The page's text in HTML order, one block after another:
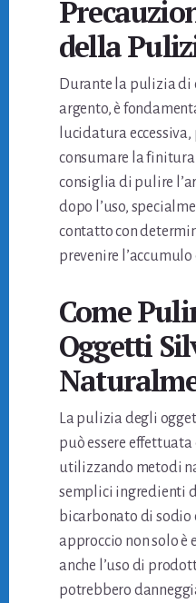
della
Durante la pulizia di
argento, è
lucidatura
consumare la finitura
consiglia di pulire
dopo l’uso,
contatto con
prevenire
Come
Oggetti
La pulizia degli
può essere effettuata
utilizzando metodi
semplici ingredienti
bicarbonato di sodio
approccio non solo è
anche l’uso di
potrebbero